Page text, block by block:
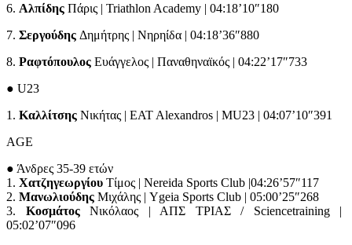
6. Αλπίδης Πάρις | Triathlon Academy | 04:18’10″180
7. Σεργούδης Δημήτρης | Νηρηίδα | 04:18’36″880
8. Ραφτόπουλος Ευάγγελος | Παναθηναϊκός | 04:22’17″733
● U23
1. Καλλίτσης Νικήτας | EAT Alexandros | MU23 | 04:07’10″391
AGE
● Άνδρες 35-39 ετών
1. Χατζηγεωργίου Τίμος | Nereida Sports Club |04:26’57″117
2. Μανωλιούδης Μιχάλης | Ygeia Sports Club | 05:00’25″268
3. ΚοσμάτοςΝικόλαος | ΑΠΣ ΤΡΙΑΣ / Sciencetraining |
05:02’07″096